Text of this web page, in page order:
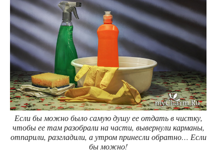
Если бы можно было самую душу ее отдать в чистку,
чтобы ее там разобрали на части, вывернули карманы,
отпарили, разгладили, а утром принесли обратно… Если
бы можно!